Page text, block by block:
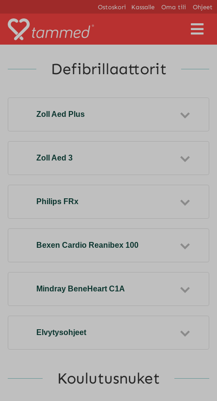
Ostoskori Kassalle Oma tili Ohjeet
V
a
l
Defibrillaattorit
Zoll Aed Plus
Zoll Aed 3
Philips FRx
Bexen Cardio Reanibex 100
Mindray BeneHeart C1A
Elvytysohjeet
Koulutusnuket